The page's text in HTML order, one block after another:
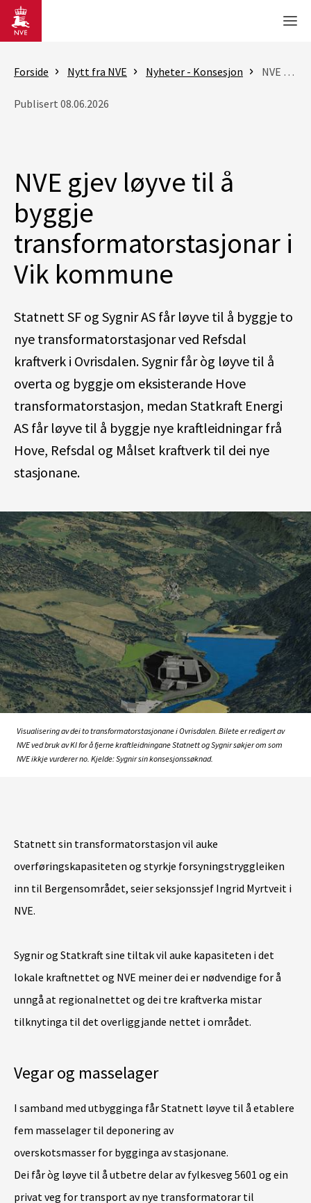
Gå til hovedinnhold
Forside Nytt fra NVE Nyheter - Konsesjon NVE gjev løyve til å byggje transformatorstasjonar i Vik kommune
Publisert 08.06.2026
NVE gjev løyve til å
byggje
transformatorstasjonar i
Vik kommune
Statnett SF og Sygnir AS får løyve til å byggje to
nye transformatorstasjonar ved Refsdal
kraftverk i Ovrisdalen. Sygnir får òg løyve til å
overta og byggje om eksisterande Hove
transformatorstasjon, medan Statkraft Energi
AS får løyve til å byggje nye kraftleidningar frå
Hove, Refsdal og Målset kraftverk til dei nye
stasjonane.
Visualisering av dei to transformatorstasjonane i Ovrisdalen. Bilete er redigert av
NVE ved bruk av KI for å fjerne kraftleidningane Statnett og Sygnir søkjer om som
NVE ikkje vurderer no. Kjelde: Sygnir sin konsesjonssøknad.
Statnett sin transformatorstasjon vil auke
overføringskapasiteten og styrkje forsyningstryggleiken
inn til Bergensområdet, seier seksjonssjef Ingrid Myrtveit i
NVE.
Sygnir og Statkraft sine tiltak vil auke kapasiteten i det
lokale kraftnettet og NVE meiner dei er nødvendige for å
unngå at regionalnettet og dei tre kraftverka mistar
tilknytinga til det overliggjande nettet i området.
Vegar og masselager
I samband med utbygginga får Statnett løyve til å etablere
fem masselager til deponering av
overskotsmasser for bygginga av stasjonane.
Dei får òg løyve til å utbetre delar av fylkesveg 5601 og ein
privat veg for transport av nye transformatorar til